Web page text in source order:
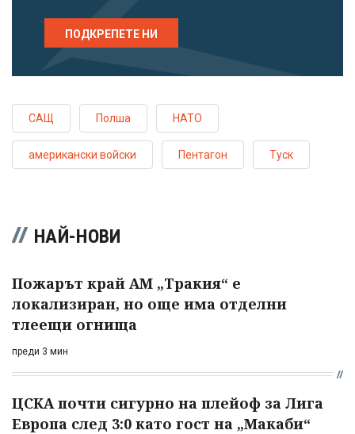
ПОДКРЕПЕТЕ НИ
САЩ Полша НАТО
американски войски Пентагон Туск
НАЙ-НОВИ
Пожарът край АМ „Тракия“ е
локализиран, но още има отделни
тлеещи огнища
преди 3 мин
ЦСКА почти сигурно на плейоф за Лига
Европа след 3:0 като гост на „Макаби“